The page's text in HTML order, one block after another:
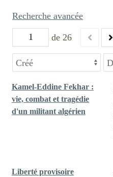
de 26
Recherche avancée
Kamel-Eddine Fekhar :
vie, combat et tragédie
d'un militant algérien
Liberté provisoire